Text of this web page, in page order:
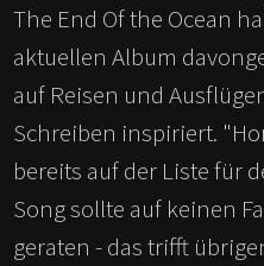
The End Of the Ocean
aktuellen Album
auf Reisen und
Schreiben inspiriert.
bereits auf der Liste für
Song sollte auf keinen
geraten - das trifft